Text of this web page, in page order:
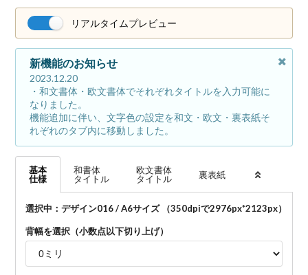
リアルタイムプレビュー
新機能のお知らせ
2023.12.20
・和文書体・欧文書体でそれぞれタイトルを入力可能に
なりました。
機能追加に伴い、文字色の設定を和文・欧文・裏表紙そ
れぞれのタブ内に移動しました。
基本
仕様
和書体
タイトル
欧文書体
タイトル
裏表紙
選択中：デザイン016 / A6サイズ （350dpiで2976px*2123px）
背幅を選択（小数点以下切り上げ）